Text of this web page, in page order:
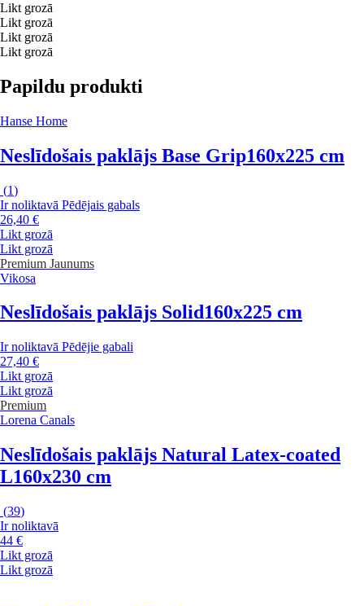
Likt grozā
Likt grozā
Likt grozā
Likt grozā
Papildu produkti
Hanse Home
Neslīdošais paklājs Base Grip160x225 cm
(1)
Ir noliktavā Pēdējais gabals
26,40 €
Likt grozā
Likt grozā
Premium Jaunums
Vikosa
Neslīdošais paklājs Solid160x225 cm
Ir noliktavā Pēdējie gabali
27,40 €
Likt grozā
Likt grozā
Premium
Lorena Canals
Neslīdošais paklājs Natural Latex-coated
L160x230 cm
(39)
Ir noliktavā
44 €
Likt grozā
Likt grozā